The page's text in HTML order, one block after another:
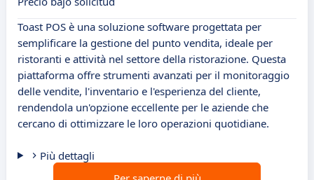
Toast POS è una soluzione software progettata per
semplificare la gestione del punto vendita, ideale per
ristoranti e attività nel settore della ristorazione. Questa
piattaforma offre strumenti avanzati per il monitoraggio
delle vendite, l'inventario e l'esperienza del cliente,
rendendola un'opzione eccellente per le aziende che
cercano di ottimizzare le loro operazioni quotidiane.
Più dettagli